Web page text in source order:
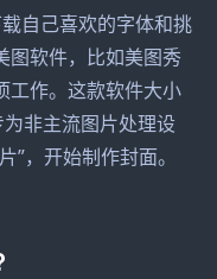
自己喜欢的字体和挑
图软件，比如美图秀
工作。这款软件大小
非主流图片处理设
”，开始制作封面。